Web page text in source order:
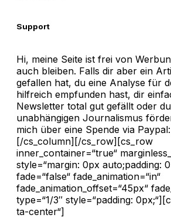
Support
Hi, meine Seite ist frei von
auch bleiben. Falls dir aber ein
gefallen hat, du eine Analyse für
hilfreich empfunden hast, dir
Newsletter total gut gefällt oder
unabhängigen Journalismus
mich über eine Spende via
[/cs_column][/cs_row][cs_row
inner_container=“true“
style=“margin: 0px auto;padding:
fade=“false“ fade_animation=“in“
fade_animation_offset=“45px“
type=“1/3″ style=“padding:
ta-center“]